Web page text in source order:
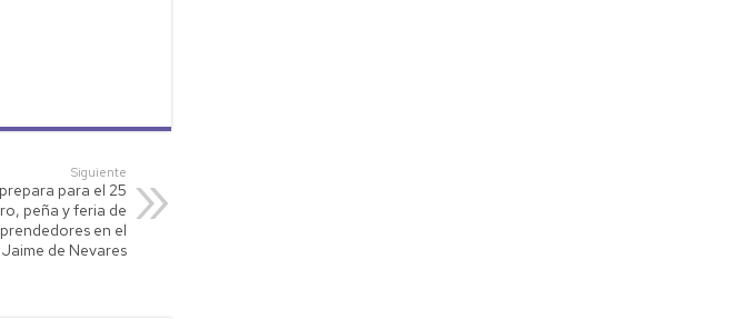
Siguiente
para el 25
peña y feria de
en el
de Nevares